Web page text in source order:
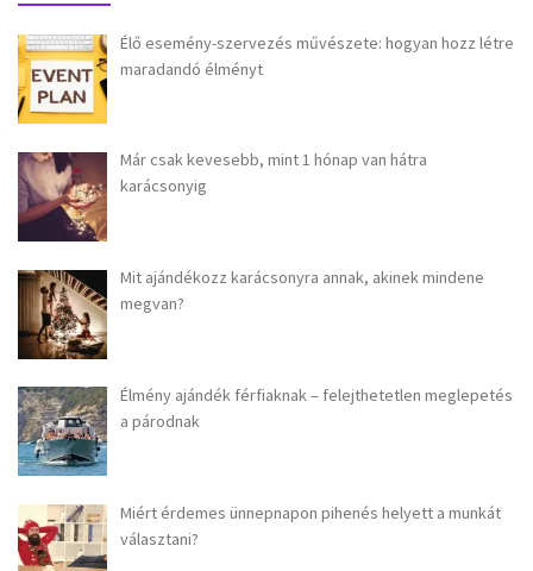
Élő esemény-szervezés művészete: hogyan hozz létre
maradandó élményt
Már csak kevesebb, mint 1 hónap van hátra
karácsonyig
Mit ajándékozz karácsonyra annak, akinek mindene
megvan?
Élmény ajándék férfiaknak – felejthetetlen meglepetés
a párodnak
Miért érdemes ünnepnapon pihenés helyett a munkát
választani?